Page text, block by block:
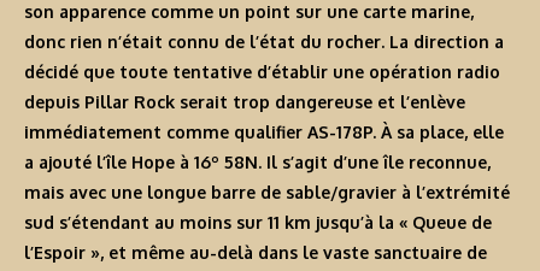
son apparence comme un point sur une carte marine,
donc rien n’était connu de l’état du rocher. La direction a
décidé que toute tentative d’établir une opération radio
depuis Pillar Rock serait trop dangereuse et l’enlève
immédiatement comme qualifier AS-178P. À sa place, elle
a ajouté l’île Hope à 16º 58N. Il s’agit d’une île reconnue,
mais avec une longue barre de sable/gravier à l’extrémité
sud s’étendant au moins sur 11 km jusqu’à la « Queue de
l’Espoir », et même au-delà dans le vaste sanctuaire de